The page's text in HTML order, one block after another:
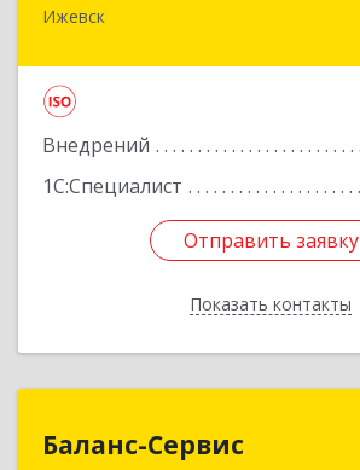
Ижевск
Внедрений
1С:Специалист
Отправить заявку
Показать контакты
Отправить заявку
Назад
Баланс-Сервис